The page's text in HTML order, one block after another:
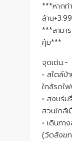
***หาก
ล้าน
***สามา
คุ้ม***
จุดเด่น:-
• สไตล์
ใกล้รถไ
• สงบร่
สวนใกล้
• เดินทา
(วัดสังฆ